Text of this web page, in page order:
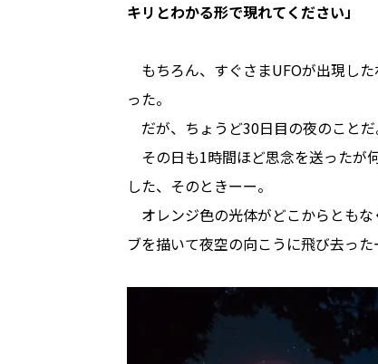
キリとわかる形で現れてください」
もちろん、すぐさまUFOが出現し
った。
だが、ちょうど30日目の夜のことだ
その日も1時間ほど思念を送ったが
した、そのときーー。
オレンジ色の光体がどこからとも
ブを描いて夜空の向こうに飛び去った